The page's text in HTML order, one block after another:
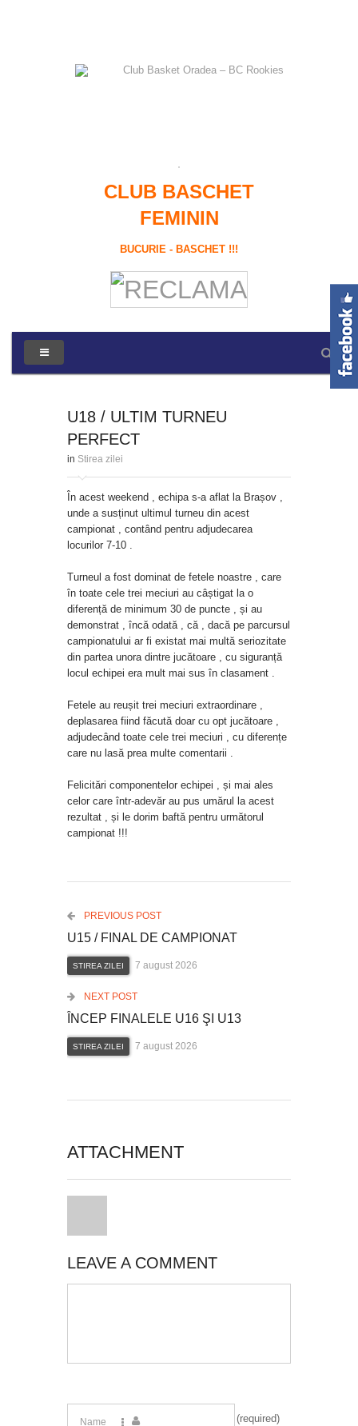
CLUB BASCHET
FEMININ
BUCURIE - BASCHET !!!
U18 / ULTIM TURNEU
PERFECT
in Stirea zilei
În acest weekend , echipa s-a aflat la Brașov ,
unde a susținut ultimul turneu din acest
campionat , contând pentru adjudecarea
locurilor 7-10 .
Turneul a fost dominat de fetele noastre , care
în toate cele trei meciuri au câștigat la o
diferență de minimum 30 de puncte , și au
demonstrat , încă odată , că , dacă pe parcursul
campionatului ar fi existat mai multă seriozitate
din partea unora dintre jucătoare , cu siguranță
locul echipei era mult mai sus în clasament .
Fetele au reușit trei meciuri extraordinare ,
deplasarea fiind făcută doar cu opt jucătoare ,
adjudecând toate cele trei meciuri , cu diferențe
care nu lasă prea multe comentarii .
Felicitări componentelor echipei , și mai ales
celor care într-adevăr au pus umărul la acest
rezultat , și le dorim baftă pentru următorul
campionat !!!
PREVIOUS POST
U15 / FINAL DE CAMPIONAT
STIREA ZILEI 7 august 2026
NEXT POST
ÎNCEP FINALELE U16 ŞI U13
STIREA ZILEI 7 august 2026
ATTACHMENT
LEAVE A COMMENT
(required)